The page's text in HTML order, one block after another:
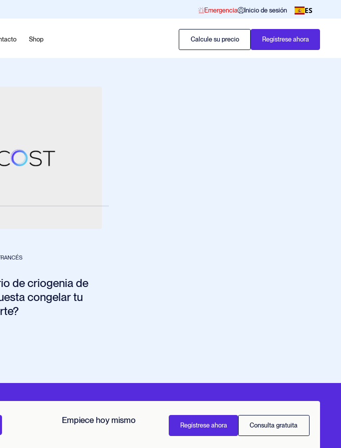
Emergencia Inicio de sesión ES
Shop Calcule su precio Regístrese ahora
de criogenia de
congelar tu
Empiece hoy mismo
Regístrese ahora Consulta gratuita